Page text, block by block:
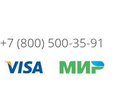
+7 (800) 500-35-91